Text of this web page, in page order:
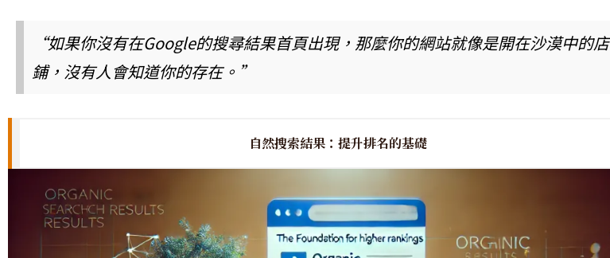
“如果你沒有在Google的搜尋結果首頁出現，那麼你的網站就像是開在沙漠中的店
鋪，沒有人會知道你的存在。”
自然搜索結果：提升排名的基礎